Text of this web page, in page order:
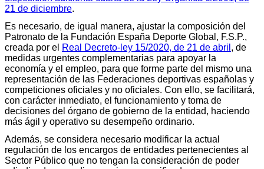
21 de diciembre.
Es necesario, de igual manera, ajustar la composición del
Patronato de la Fundación España Deporte Global, F.S.P.,
creada por el Real Decreto-ley 15/2020, de 21 de abril , de
medidas urgentes complementarias para apoyar la
economía y el empleo, para que forme parte del mismo una
representación de las Federaciones deportivas españolas y
competiciones oficiales y no oficiales. Con ello, se facilitará,
con carácter inmediato, el funcionamiento y toma de
decisiones del órgano de gobierno de la entidad, haciendo
más ágil y operativo su desempeño ordinario.
Además, se considera necesario modificar la actual
regulación de los encargos de entidades pertenecientes al
Sector Público que no tengan la consideración de poder